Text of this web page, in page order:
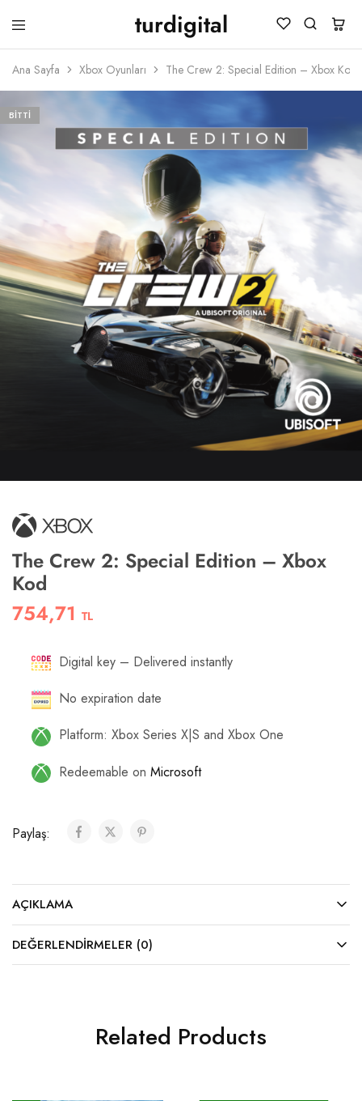
turdigital
TURDIGITAL
Dijital
Kartları
Kartları
&
Üyelik
Paketleri
Ana Sayfa Xbox Oyunları The Crew 2: Special Edition – Xbox Kod
BITTI
The Crew 2: Special Edition – Xbox
Kod
754,71 TL
Digital key – Delivered instantly
No expiration date
Platform: Xbox Series X|S and Xbox One
Redeemable on Microsoft
Paylaş:
AÇIKLAMA
DEĞERLENDIRMELER (0)
Related Products